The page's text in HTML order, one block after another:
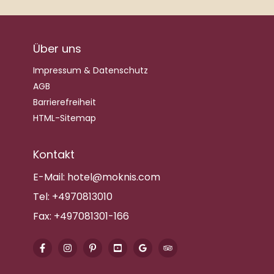
Über uns
Impressum & Datenschutz
AGB
Barrierefreiheit
HTML-Sitemap
Kontakt
E-Mail: hotel@moknis.com
Tel: +4970813010
Fax: +497081301-166